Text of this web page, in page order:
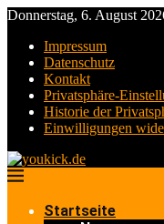
Donnerstag, 6. August
Impressum
Datenschutz
Kontakt
Privatsphäre-
Historie der
Einwilligungen
Startseite